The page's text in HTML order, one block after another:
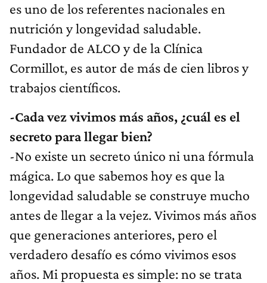
es uno de los referentes nacionales en
nutrición y longevidad saludable.
Fundador de ALCO y de la Clínica
Cormillot, es autor de más de cien libros y
trabajos científicos.
-Cada vez vivimos más años, ¿cuál es el
secreto para llegar bien?
-No existe un secreto único ni una fórmula
mágica. Lo que sabemos hoy es que la
longevidad saludable se construye mucho
antes de llegar a la vejez. Vivimos más años
que generaciones anteriores, pero el
verdadero desafío es cómo vivimos esos
años. Mi propuesta es simple: no se trata